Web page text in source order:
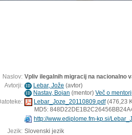
Naslov: Vpliv ilegalnih migracij na nacionalno
Avtorji: ID Lebar, Jože (avtor)
ID Nastav, Bojan (mentor) Več o
Lebar_Joze_20110809.pdf(476,23
MD5:
http://www.ediplome.fm-kp.si/
Jezik: Slovenski jezik